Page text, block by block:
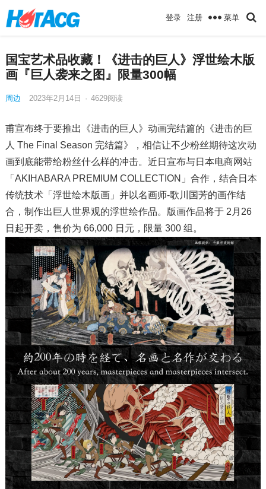
登录 注册 菜单
国宝艺术品收藏！《进击的巨人》浮世绘木版
画『巨人袭来之图』限量300幅
周边 2023年2月14日 · 4629阅读
甫宣布终于要推出《进击的巨人》动画完结篇的《进击的巨
人 The Final Season 完结篇》，相信让不少粉丝期待这次动
画到底能带给粉丝什么样的冲击。近日宣布与日本电商网站
「AKIHABARA PREMIUM COLLECTION」合作，结合日本
传统技术「浮世绘木版画」并以名画师-歌川国芳的画作结
合，制作出巨人世界观的浮世绘作品。版画作品将于 2月26
日起开卖，售价为 66,000 日元，限量 300 组。